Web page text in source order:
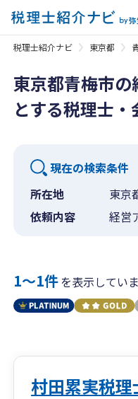
税理士紹介ナビ 東京都
東京都青梅市
とする税理士
現在の検索条件
所在地
東京
依頼内容
経営
1〜1件を表示してい
村田累実税